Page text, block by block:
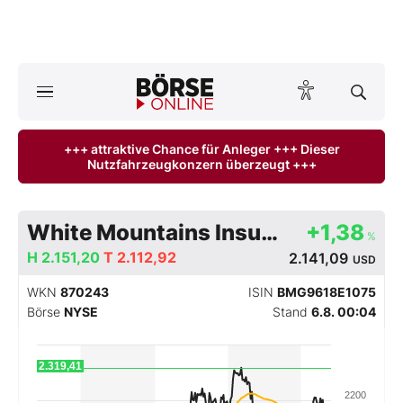
ktuelle Ausgabe BÖRSE ONLINE lesen
Finanz-Check
Abo & Shop
BO-Musterdepots
+++ attraktive Chance für Anleger +++ Dieser
Nutzfahrzeugkonzern überzeugt +++
White Mountains Insurance Group, Ltd. +1,38 %
2.141,09 USD
H 2.151,20 T 2.112,92
WKN 870243 ISIN BMG9618E1075
Börse NYSE Stand 6.8. 00:04
2200
2.319,41